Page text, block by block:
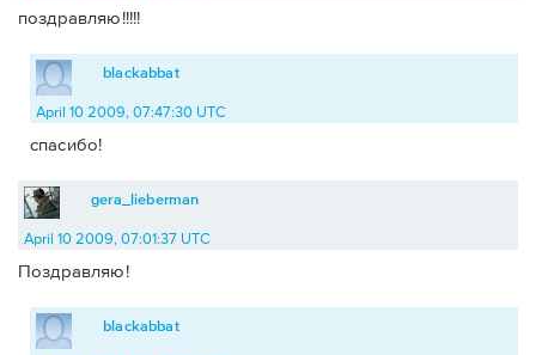
поздравляю!!!!!
blackabbat
April 10 2009, 07:47:30 UTC
спасибо!
gera_lieberman
April 10 2009, 07:01:37 UTC
Поздравляю!
blackabbat